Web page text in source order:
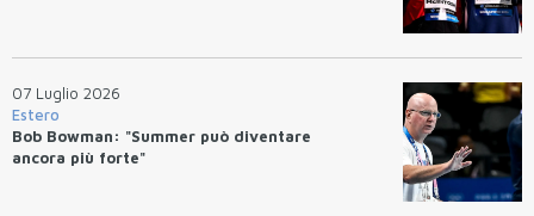
07 Luglio 2026
Estero
Bob Bowman: "Summer può diventare
ancora più forte"